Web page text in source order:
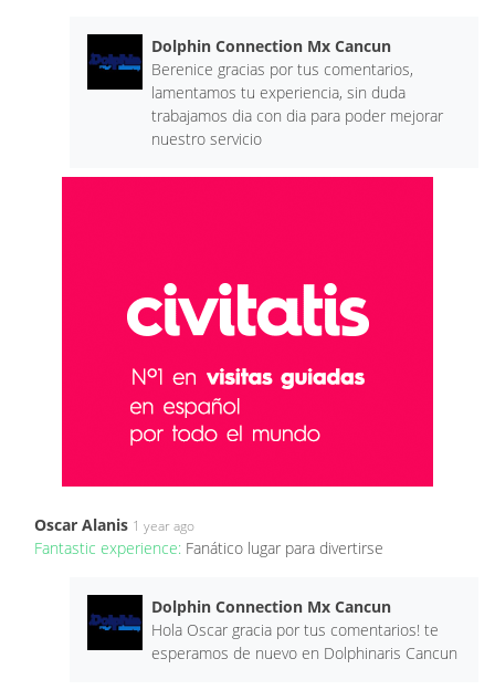
Dolphin Connection Mx Cancun
Berenice gracias por tus comentarios,
lamentamos tu experiencia, sin duda
trabajamos dia con dia para poder mejorar
nuestro servicio
Oscar Alanis 1 year ago
Fantastic experience: Fanático lugar para divertirse
Dolphin Connection Mx Cancun
Hola Oscar gracia por tus comentarios! te
esperamos de nuevo en Dolphinaris Cancun